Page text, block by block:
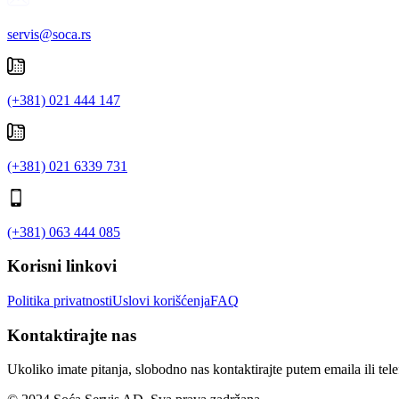
servis@soca.rs
(+381) 021 444 147
(+381) 021 6339 731
(+381) 063 444 085
Korisni linkovi
Politika privatnostiUslovi korišćenjaFAQ
Kontaktirajte nas
Ukoliko imate pitanja, slobodno nas kontaktirajte putem emaila ili